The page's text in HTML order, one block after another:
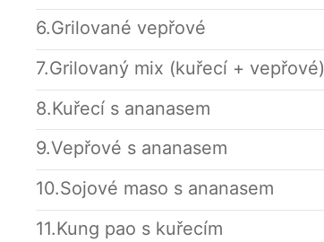
6.Grilované vepřové
7.Grilovaný mix (kuřecí + vepřové)
8.Kuřecí s ananasem
9.Vepřové s ananasem
10.Sojové maso s ananasem
11.Kung pao s kuřecím